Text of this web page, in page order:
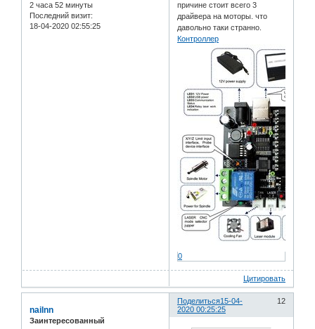
2 часа 52 минуты
Последний визит:
18-04-2020 02:55:25
причине стоит всего 3
драйвера на моторы. что
давольно таки странно.
Контроллер
0
Цитировать
Поделиться 12
15-04-
2020 00:25:25
nailnn
Заинтересованный